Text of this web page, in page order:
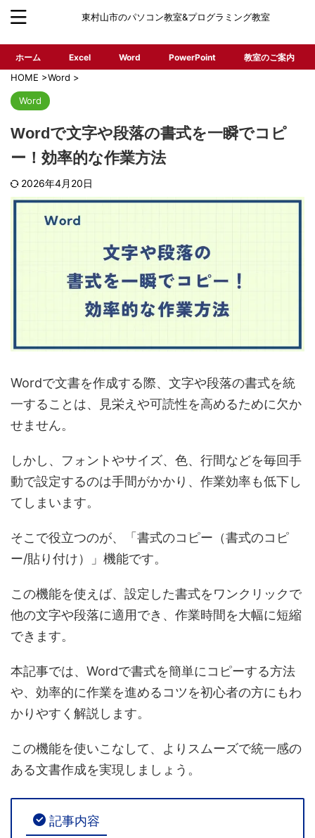
東村山市のパソコン教室&プログラミング教室
ホーム Excel Word PowerPoint 教室のご案内
HOME >Word >
Word
Wordで文字や段落の書式を一瞬でコピ
ー！効率的な作業方法
2026年4月20日
Wordで文書を作成する際、文字や段落の書式を統
一することは、見栄えや可読性を高めるために欠か
せません。
しかし、フォントやサイズ、色、行間などを毎回手
動で設定するのは手間がかかり、作業効率も低下し
てしまいます。
そこで役立つのが、「書式のコピー（書式のコピ
ー/貼り付け）」機能です。
この機能を使えば、設定した書式をワンクリックで
他の文字や段落に適用でき、作業時間を大幅に短縮
できます。
本記事では、Wordで書式を簡単にコピーする方法
や、効率的に作業を進めるコツを初心者の方にもわ
かりやすく解説します。
この機能を使いこなして、よりスムーズで統一感の
ある文書作成を実現しましょう。
記事内容